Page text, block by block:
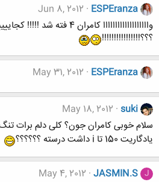
ESPEranza
Jun 8, 2012
وااااااااااااااااااا کامران 4
؟؟؟!!!!!!!!!!!!!!!!
ESPEranza
May 31, 2012
suki
May 18, 2012
سلام خوبی کامران جون؟ کلی دلم برات
یادگاریت 150 تا i داشت درسته ؟؟؟؟؟؟
J
JASMIN.S
May 4, 2012